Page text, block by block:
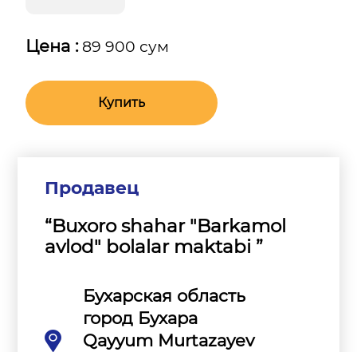
Цена :89 900 сум
Купить
Продавец
“Buxoro shahar "Barkamol
avlod" bolalar maktabi ”
Бухарская область
город Бухара
Qayyum Murtazayev